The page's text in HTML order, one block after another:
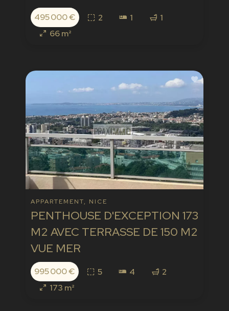
495 000 € 2 1
1
66 m²
APPARTEMENT, NICE
PENTHOUSE D'EXCEPTION 173
M2 AVEC TERRASSE DE 150 M2
VUE MER
995 000 € 5 4
2
173 m²